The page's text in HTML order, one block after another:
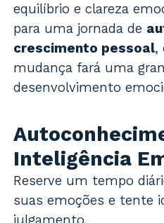
equilíbrio e clareza
para uma jornada de
crescimento pessoal,
mudança fará uma
desenvolvimento
Inteligência
Reserve um tempo
suas emoções e tente